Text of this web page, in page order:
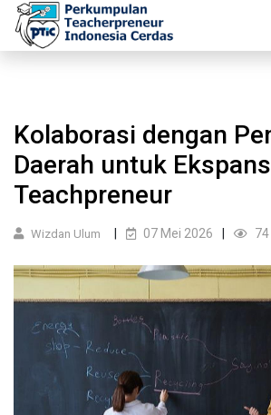
Kolaborasi dengan
Daerah untuk
Teachpreneur
Wizdan Ulum 07 Mei 2026